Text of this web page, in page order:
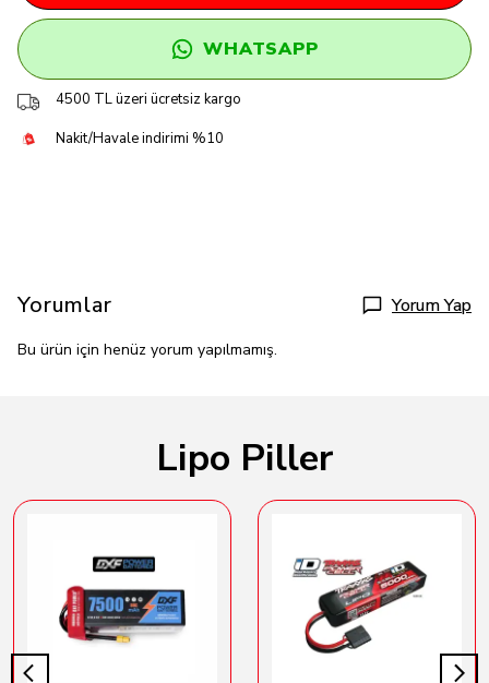
WHATSAPP
4500 TL üzeri ücretsiz kargo
Nakit/Havale indirimi %10
Yorumlar Yorum Yap
Bu ürün için henüz yorum yapılmamış.
Lipo Piller